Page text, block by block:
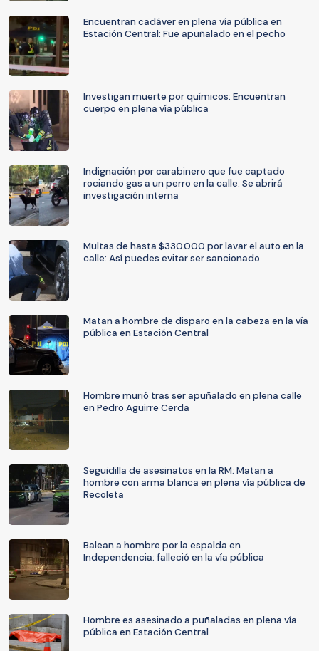
Encuentran cadáver en plena vía pública en
Estación Central: Fue apuñalado en el pecho
Investigan muerte por químicos: Encuentran
cuerpo en plena vía pública
Indignación por carabinero que fue captado
rociando gas a un perro en la calle: Se abrirá
investigación interna
Multas de hasta $330.000 por lavar el auto en la
calle: Así puedes evitar ser sancionado
Matan a hombre de disparo en la cabeza en la vía
pública en Estación Central
Hombre murió tras ser apuñalado en plena calle
en Pedro Aguirre Cerda
Seguidilla de asesinatos en la RM: Matan a
hombre con arma blanca en plena vía pública de
Recoleta
Balean a hombre por la espalda en
Independencia: falleció en la vía pública
Hombre es asesinado a puñaladas en plena vía
pública en Estación Central